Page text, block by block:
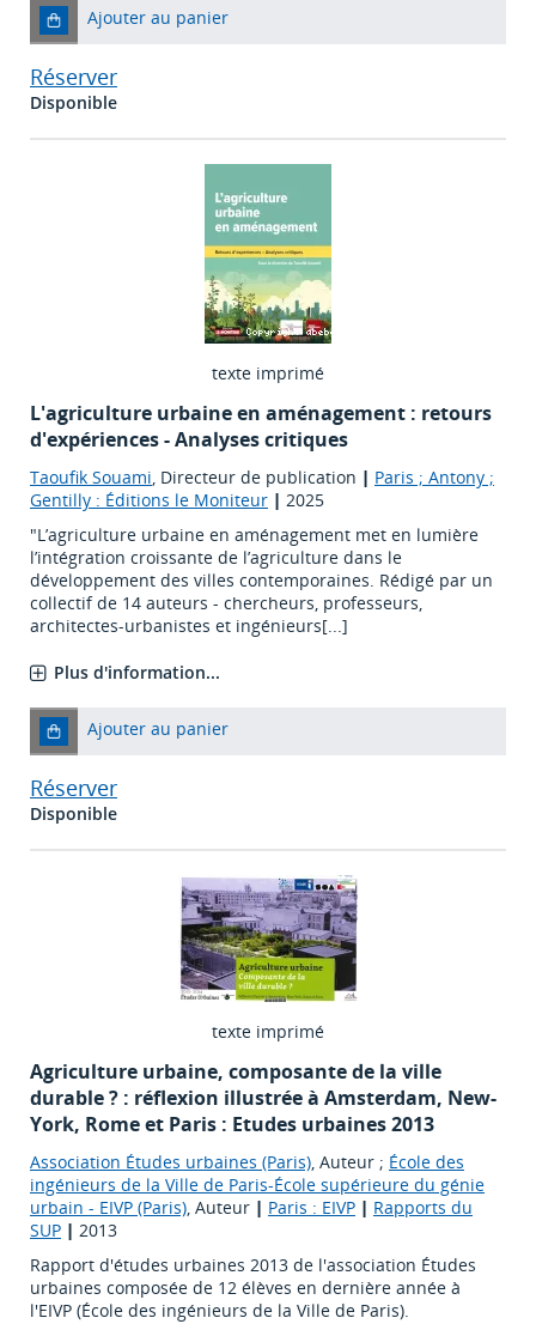
Ajouter au panier
Réserver
Disponible
texte imprimé
L'agriculture urbaine en aménagement : retours
d'expériences - Analyses critiques
Taoufik Souami, Directeur de publication | Paris ; Antony ;
Gentilly : Éditions le Moniteur | 2025
"L’agriculture urbaine en aménagement met en lumière
l’intégration croissante de l’agriculture dans le
développement des villes contemporaines. Rédigé par un
collectif de 14 auteurs - chercheurs, professeurs,
architectes-urbanistes et ingénieurs[...]
Plus d'information...
Ajouter au panier
Réserver
Disponible
texte imprimé
Agriculture urbaine, composante de la ville
durable ? : réflexion illustrée à Amsterdam, New-
York, Rome et Paris : Etudes urbaines 2013
Association Études urbaines (Paris), Auteur ; École des
ingénieurs de la Ville de Paris-École supérieure du génie
urbain - EIVP (Paris), Auteur | Paris : EIVP | Rapports du
SUP | 2013
Rapport d'études urbaines 2013 de l'association Études
urbaines composée de 12 élèves en dernière année à
l'EIVP (École des ingénieurs de la Ville de Paris).